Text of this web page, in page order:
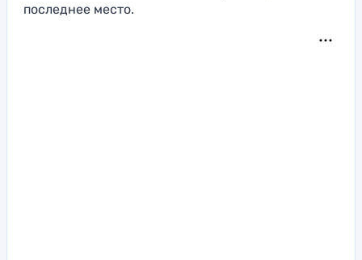
последнее место.